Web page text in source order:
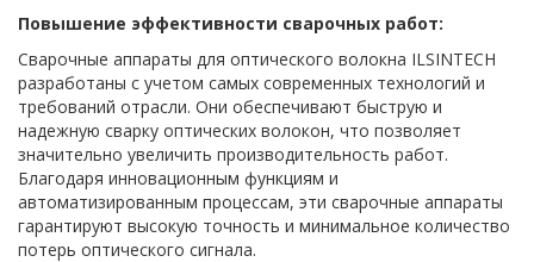
Повышение эффективности сварочных работ:
Сварочные аппараты для оптического волокна ILSINTECH
разработаны с учетом самых современных технологий и
требований отрасли. Они обеспечивают быструю и
надежную сварку оптических волокон, что позволяет
значительно увеличить производительность работ.
Благодаря инновационным функциям и
автоматизированным процессам, эти сварочные аппараты
гарантируют высокую точность и минимальное количество
потерь оптического сигнала.